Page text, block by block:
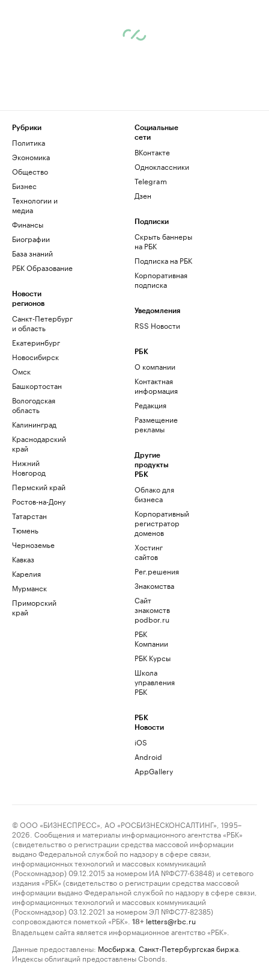
Рубрики
Политика
Экономика
Общество
Бизнес
Технологии и
медиа
Финансы
Биографии
База знаний
РБК Образование
Новости
регионов
Санкт-Петербург
и область
Екатеринбург
Новосибирск
Омск
Башкортостан
Вологодская
область
Калининград
Краснодарский
край
Нижний
Новгород
Пермский край
Ростов-на-Дону
Татарстан
Тюмень
Черноземье
Кавказ
Карелия
Мурманск
Приморский
край
Социальные
сети
ВКонтакте
Одноклассники
Telegram
Дзен
Подписки
Скрыть баннеры
на РБК
Подписка на РБК
Корпоративная
подписка
Уведомления
RSS Новости
РБК
О компании
Контактная
информация
Редакция
Размещение
рекламы
Другие
продукты
РБК
Облако для
бизнеса
Корпоративный
регистратор
доменов
Хостинг
сайтов
Рег.решения
Знакомства
Сайт
знакомств
podbor.ru
РБК
Компании
РБК Курсы
Школа
управления
РБК
РБК
Новости
iOS
Android
AppGallery
© ООО «БИЗНЕСПРЕСС», АО «РОСБИЗНЕСКОНСАЛТИНГ», 1995–
2026. Сообщения и материалы информационного агентства «РБК»
(свидетельство о регистрации средства массовой информации
выдано Федеральной службой по надзору в сфере связи,
информационных технологий и массовых коммуникаций
(Роскомнадзор) 09.12.2015 за номером ИА №ФС77-63848) и сетевого
издания «РБК» (свидетельство о регистрации средства массовой
информации выдано Федеральной службой по надзору в сфере связи,
информационных технологий и массовых коммуникаций
(Роскомнадзор) 03.12.2021 за номером ЭЛ №ФС77-82385)
сопровождаются пометкой «РБК».
18+ letters@rbc.ru
Владельцем сайта является информационное агентство «РБК».
Данные предоставлены: Мосбиржа Санкт-Петербургская биржа
Индексы облигаций предоставлены Cbonds.